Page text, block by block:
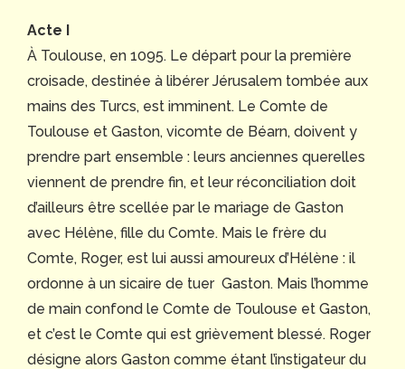
Acte I
À Toulouse, en 1095. Le départ pour la première
croisade, destinée à libérer Jérusalem tombée aux
mains des Turcs, est imminent. Le Comte de
Toulouse et Gaston, vicomte de Béarn, doivent y
prendre part ensemble : leurs anciennes querelles
viennent de prendre fin, et leur réconciliation doit
d’ailleurs être scellée par le mariage de Gaston
avec Hélène, fille du Comte. Mais le frère du
Comte, Roger, est lui aussi amoureux d’Hélène : il
ordonne à un sicaire de tuer Gaston. Mais l’homme
de main confond le Comte de Toulouse et Gaston,
et c’est le Comte qui est grièvement blessé. Roger
désigne alors Gaston comme étant l’instigateur du